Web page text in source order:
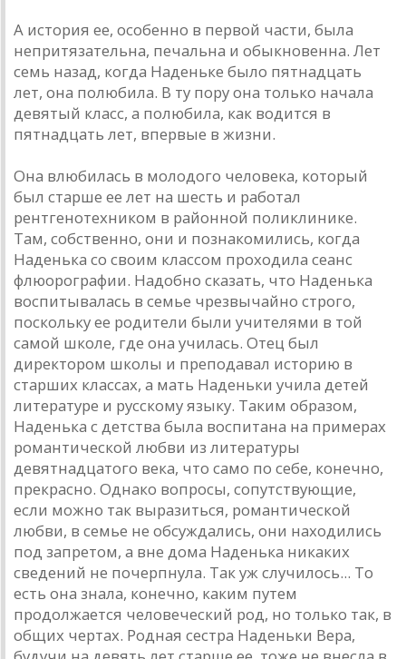
А история ее, особенно в первой части, была
непритязательна, печальна и обыкновенна. Лет
семь назад, когда Наденьке было пятнадцать
лет, она полюбила. В ту пору она только начала
девятый класс, а полюбила, как водится в
пятнадцать лет, впервые в жизни.
Она влюбилась в молодого человека, который
был старше ее лет на шесть и работал
рентгенотехником в районной поликлинике.
Там, собственно, они и познакомились, когда
Наденька со своим классом проходила сеанс
флюорографии. Надобно сказать, что Наденька
воспитывалась в семье чрезвычайно строго,
поскольку ее родители были учителями в той
самой школе, где она училась. Отец был
директором школы и преподавал историю в
старших классах, а мать Наденьки учила детей
литературе и русскому языку. Таким образом,
Наденька с детства была воспитана на примерах
романтической любви из литературы
девятнадцатого века, что само по себе, конечно,
прекрасно. Однако вопросы, сопутствующие,
если можно так выразиться, романтической
любви, в семье не обсуждались, они находились
под запретом, а вне дома Наденька никаких
сведений не почерпнула. Так уж случилось... То
есть она знала, конечно, каким путем
продолжается человеческий род, но только так, в
общих чертах. Родная сестра Наденьки Вера,